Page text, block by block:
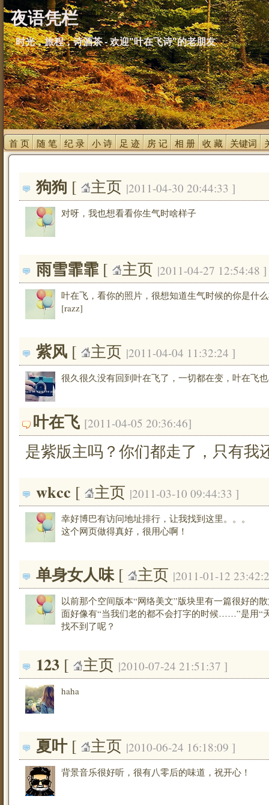
夜语凭栏
时光，旅程，诗酒茶 - 欢迎"叶在飞诗"的老朋友
首 页 随 笔 纪 录 小 诗 足 迹 房 记 相 册 收 藏 关键词
狗狗 [ 主页 |2011-04-30 20:44:33 ]
对呀，我也想看看你生气时啥样子
雨雪霏霏 [ 主页 |2011-04-27 12:54:48 ]
叶在飞，看你的照片，很想知道生气时候的你是什
[razz]
紫风 [ 主页 |2011-04-04 11:32:24 ]
很久很久没有回到叶在飞了，一切都在变，叶在飞
叶在飞 [2011-04-05 20:36:46]
是紫版主吗？你们都走了，只有我
wkcc [ 主页 |2011-03-10 09:44:33 ]
幸好博巴有访问地址排行，让我找到这里。。。
这个网页做得真好，很用心啊！
单身女人味[ 主页 |2011-01-12
以前那个空间版本“网络美文”版块里有一篇很好的
面好像有“当我们老的都不会打字的时候……”是用“
找不到了呢？
123 [ 主页 |2010-07-24 21:51:37 ]
haha
夏叶[ 主页 |2010-06-24 16:18:09 ]
背景音乐很好听，很有八零后的味道，祝开心！